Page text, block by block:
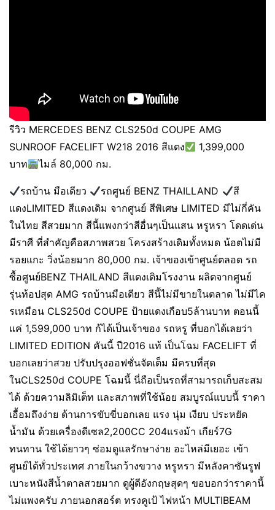
รีวิว MERCEDES BENZ CLS250d COUPE AMG
SUNROOF FACELIFT W218 2016 สีแดง
1,399,000
บาท
ไมล์ 80,000 กม.
รถบ้าน มือเดียว รถศูนย์ BENZ THAILLAND
สี
แดงLIMITED สีแดงเดิม จากศูนย์ สีพิเศษ LIMITED มีไม่กี่คัน
ในไทย สีสวยมาก สีนี้แพงกว่าสีอื่นๆเป็นแสน หรูหรา โดดเด่น
มีราศี ที่สำคัญคือสภาพสวย โครงสร้างเดิมทั้งหมด น้อตไม่มี
รอยแกะ วิ่งน้อยมาก 80,000 กม. เจ้าของเข้าศูนย์ตลอด รถ
ซื้อศูนย์BENZ THAILAND สีแดงเดิมโรงงาน ผลิตจากศูนย์
รุ่นท้อปสุด AMG รถบ้านมือเดียว สีนี้ไม่มีขายในตลาด ไม่มีไค
รเหมือน CLS250d COUPE ป้ายแดงเกือบ5ล้านบาท ตอนนี้
แค่ 1,599,000 บาท ก้ได้เป็นเจ้าของ รถหรู ที่บอกได้เลยว่า
LIMITED EDITION คันนี้ ปี2016 แท้ เป็นโฉม FACELIFT ที่
บอกเลยว่าสวย ปรับปรุงออฟชั่นจัดเต็ม มีครบที่สุด
ในCLS250d COUPE โฉมนี้ นี่ถือเป็นรถที่สามารถเก็บสะสม
ได้ ด้วยความลิมิเต็ท และสภาพที่ใช้น้อย สมบูรณ์แบบนี้ ราคา
เอื้อมถึงง่าย ด้านการขับขี่บอกเลย แรง นุ่ม เงียบ ประหยัด
น้ำมัน ด้วยเครื่องดีเซล2,200CC 204แรงม้า เกียร์7G
ทนทาน ใช้ได้ยาวๆ ซ่อมดูแลรักษาง่าย อะไหล่มีเยอะ เข้า
ศูนย์ได้ทั่วประเทศ ภายในกว้างขวาง หรูหรา มีหลังคาซันรูฟ
เบาะหนังสีน้ำตาลสวยมาก ดูผู้ดีอังกฤษสุดๆ ขอบอกว่าราคานี้
ไม่แพงครับ ภายนอกสอร์ต ทรงคูเป้ ไฟหน้า MULTIBEAM